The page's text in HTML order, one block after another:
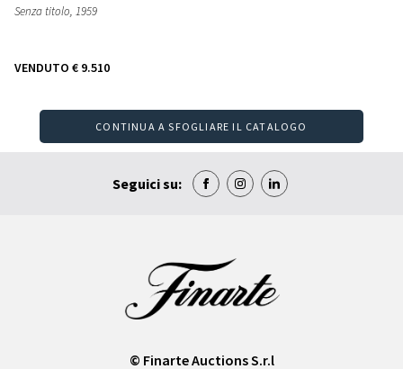
Senza titolo, 1959
VENDUTO € 9.510
CONTINUA A SFOGLIARE IL CATALOGO
Seguici su:
© Finarte Auctions S.r.l